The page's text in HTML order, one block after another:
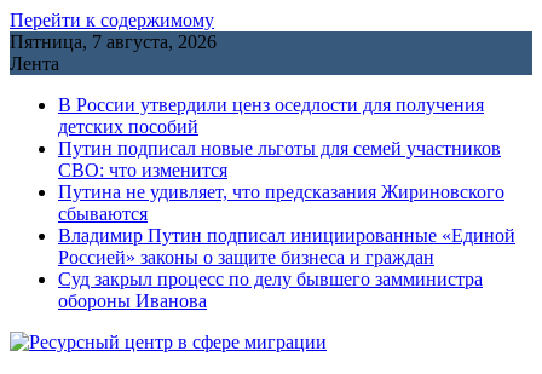
Перейти к содержимому
Пятница, 7 августа, 2026
Лента
В России утвердили ценз оседлости для получения
детских пособий
Путин подписал новые льготы для семей участников
СВО: что изменится
Путина не удивляет, что предсказания Жириновского
сбываются
Владимир Путин подписал инициированные «Единой
Россией» законы о защите бизнеса и граждан
Cуд закрыл процесс по делу бывшего замминистра
обороны Иванова